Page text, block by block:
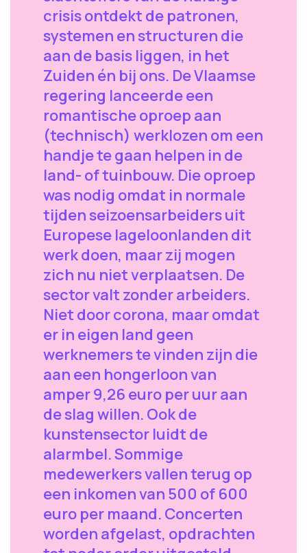
crisis ontdekt de patronen,
systemen en structuren die
aan de basis liggen, in het
Zuiden én bij ons. De Vlaamse
regering lanceerde een
romantische oproep aan
(technisch) werklozen om een
handje te gaan helpen in de
land- of tuinbouw. Die oproep
was nodig omdat in normale
tijden seizoensarbeiders uit
Europese lageloonlanden dit
werk doen, maar zij mogen
zich nu niet verplaatsen. De
sector valt zonder arbeiders.
Niet door corona, maar omdat
er in eigen land geen
werknemers te vinden zijn die
aan een hongerloon van
amper 9,26 euro per uur aan
de slag willen. Ook de
kunstensector luidt de
alarmbel. Sommige
medewerkers vallen terug op
een inkomen van 500 of 600
euro per maand. Concerten
worden afgelast, opdrachten